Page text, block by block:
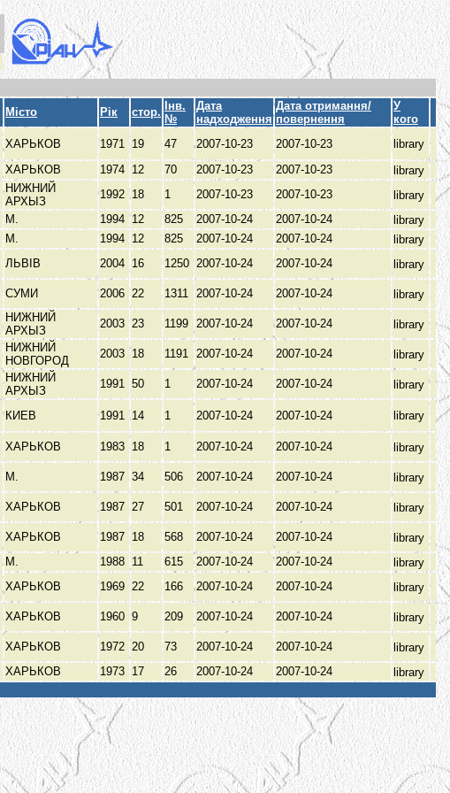
Місто Рік стор.
Інв.
№
Дата
надходження
Дата отримання/
повернення
У
кого
ХАРЬКОВ 1971 19 47 2007-10-23 2007-10-23
library
ХАРЬКОВ 1974 12 70 2007-10-23 2007-10-23
library
НИЖНИЙ
АРХЫЗ
1992 18 1 2007-10-23 2007-10-23
library
М. 1994 12 825 2007-10-24 2007-10-24
library
М. 1994 12 825 2007-10-24 2007-10-24
library
ЛЬВІВ 2004 16 1250 2007-10-24 2007-10-24 library
СУМИ 2006 22 1311 2007-10-24 2007-10-24 library
НИЖНИЙ
АРХЫЗ
2003 23 1199 2007-10-24 2007-10-24 library
НИЖНИЙ
НОВГОРОД
2003 18 1191 2007-10-24 2007-10-24 library
НИЖНИЙ
АРХЫЗ
1991 50 1 2007-10-24 2007-10-24 library
КИЕВ 1991 14 1 2007-10-24 2007-10-24 library
ХАРЬКОВ 1983 18 1 2007-10-24 2007-10-24 library
М. 1987 34 506 2007-10-24 2007-10-24 library
ХАРЬКОВ 1987 27 501 2007-10-24 2007-10-24 library
ХАРЬКОВ 1987 18 568 2007-10-24 2007-10-24
library
М. 1988 11 615 2007-10-24 2007-10-24
library
ХАРЬКОВ 1969 22 166 2007-10-24 2007-10-24 library
ХАРЬКОВ 1960 9 209 2007-10-24 2007-10-24 library
ХАРЬКОВ 1972 20 73 2007-10-24 2007-10-24
library
ХАРЬКОВ 1973 17 26 2007-10-24 2007-10-24
library